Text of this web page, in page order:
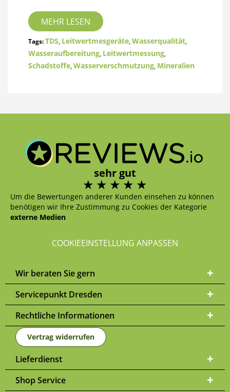
MEHR LESEN
Tags:TDS, Leitwertmesgeräte,Wasserqualität,
Wasseraufbereitung, Leitwertmessung,
Schadstoffe,Wasserverschmutzung, Mineralien
sehr gut
Um die Bewertungen anderer Kunden einsehen zu können
benötigen wir Ihre Zustimmung zu Cookies der Kategorie
externe Medien
COOKIEEINSTELLUNG ANPASSEN
Wir beraten Sie gern
Servicepunkt Dresden
Rechtliche Informationen
Vertrag widerrufen
Lieferdienst
Shop Service